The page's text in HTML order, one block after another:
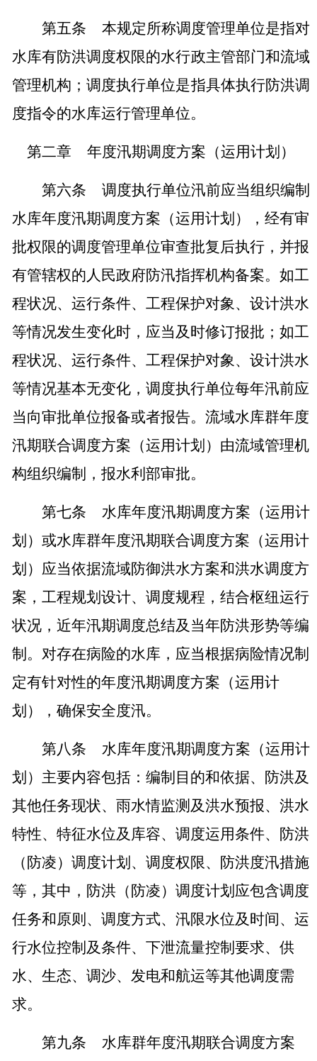
第五条 本规定所称调度管理单位是指对
水库有防洪调度权限的水行政主管部门和流域
管理机构；调度执行单位是指具体执行防洪调
度指令的水库运行管理单位。
第二章年度汛期调度方案（运用计划）
第六条 调度执行单位汛前应当组织编制
水库年度汛期调度方案（运用计划），经有审
批权限的调度管理单位审查批复后执行，并报
有管辖权的人民政府防汛指挥机构备案。如工
程状况、运行条件、工程保护对象、设计洪水
等情况发生变化时，应当及时修订报批；如工
程状况、运行条件、工程保护对象、设计洪水
等情况基本无变化，调度执行单位每年汛前应
当向审批单位报备或者报告。流域水库群年度
汛期联合调度方案（运用计划）由流域管理机
构组织编制，报水利部审批。
第七条 水库年度汛期调度方案（运用计
划）或水库群年度汛期联合调度方案（运用计
划）应当依据流域防御洪水方案和洪水调度方
案，工程规划设计、调度规程，结合枢纽运行
状况，近年汛期调度总结及当年防洪形势等编
制。对存在病险的水库，应当根据病险情况制
定有针对性的年度汛期调度方案（运用计
划），确保安全度汛。
第八条 水库年度汛期调度方案（运用计
划）主要内容包括：编制目的和依据、防洪及
其他任务现状、雨水情监测及洪水预报、洪水
特性、特征水位及库容、调度运用条件、防洪
（防凌）调度计划、调度权限、防洪度汛措施
等，其中，防洪（防凌）调度计划应包含调度
任务和原则、调度方式、汛限水位及时间、运
行水位控制及条件、下泄流量控制要求、供
水、生态、调沙、发电和航运等其他调度需
求。
第九条 水库群年度汛期联合调度方案